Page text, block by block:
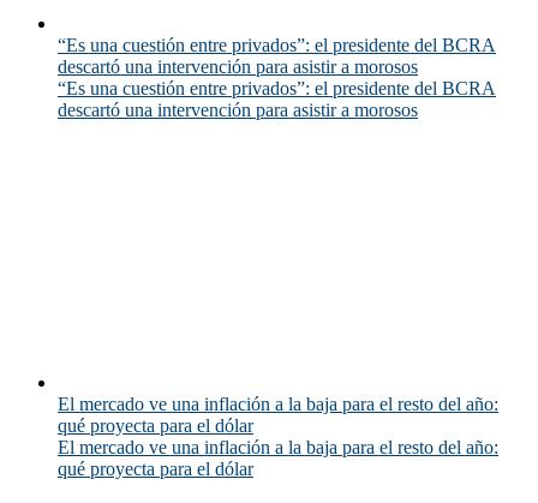
“Es una cuestión entre privados”: el presidente del BCRA
descartó una intervención para asistir a morosos
“Es una cuestión entre privados”: el presidente del BCRA
descartó una intervención para asistir a morosos
El mercado ve una inflación a la baja para el resto del año:
qué proyecta para el dólar
El mercado ve una inflación a la baja para el resto del año:
qué proyecta para el dólar